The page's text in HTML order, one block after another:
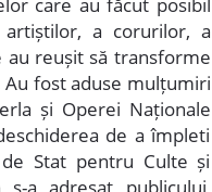
artiștilor, a corurilor, a
au reușit să transforme
fost aduse mulțumiri
și Operei Naționale
de a împleti
Stat pentru Culte și
a adresat publicului,